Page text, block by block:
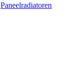
Paneelradiatoren